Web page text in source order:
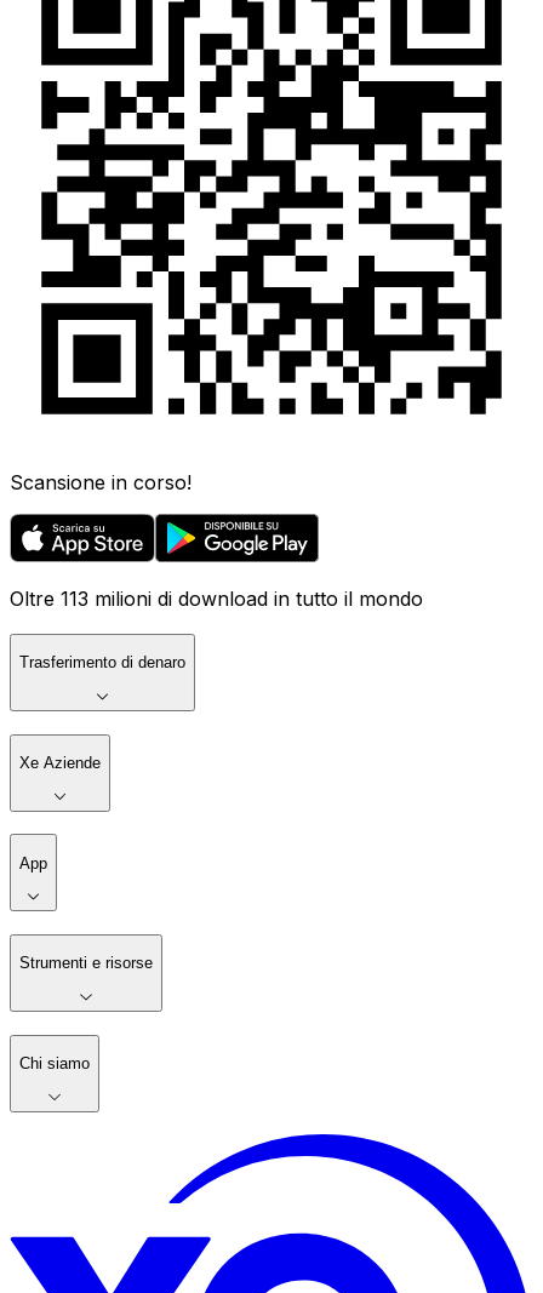
Scansione in corso!
Oltre 113 milioni di download in tutto il mondo
Trasferimento di denaro
Xe Aziende
App
Strumenti e risorse
Chi siamo